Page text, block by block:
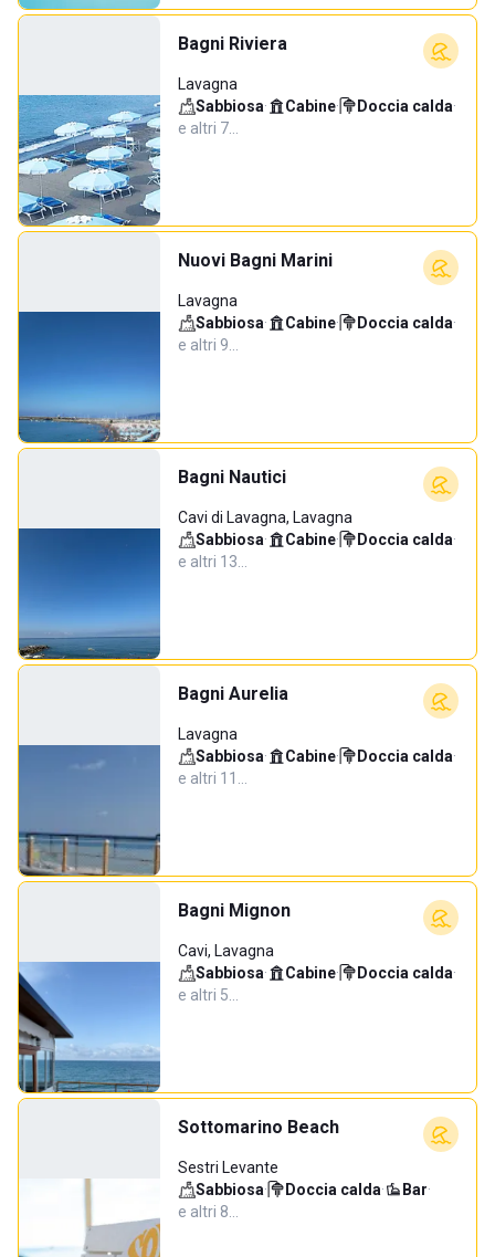
Bagni Riviera
Lavagna
Sabbiosa· Cabine· Doccia calda·
e altri 7…
Nuovi Bagni Marini
Lavagna
Sabbiosa· Cabine· Doccia calda·
e altri 9…
Bagni Nautici
Cavi di Lavagna, Lavagna
Sabbiosa· Cabine· Doccia calda·
e altri 13…
Bagni Aurelia
Lavagna
Sabbiosa· Cabine· Doccia calda·
e altri 11…
Bagni Mignon
Cavi, Lavagna
Sabbiosa· Cabine· Doccia calda·
e altri 5…
Sottomarino Beach
Sestri Levante
Sabbiosa· Doccia calda· Bar·
e altri 8…